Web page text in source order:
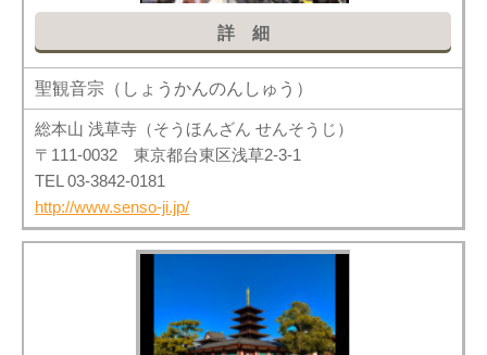
詳細
聖観音宗（しょうかんのんしゅう）
総本山 浅草寺（そうほんざん せんそうじ）
〒111-0032 東京都台東区浅草2-3-1
TEL 03-3842-0181
http://www.senso-ji.jp/